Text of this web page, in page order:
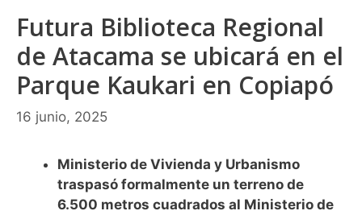
Futura Biblioteca Regional
de Atacama se ubicará en el
Parque Kaukari en Copiapó
16 junio, 2025
Ministerio de Vivienda y Urbanismo
traspasó formalmente un terreno de
6.500 metros cuadrados al Ministerio de